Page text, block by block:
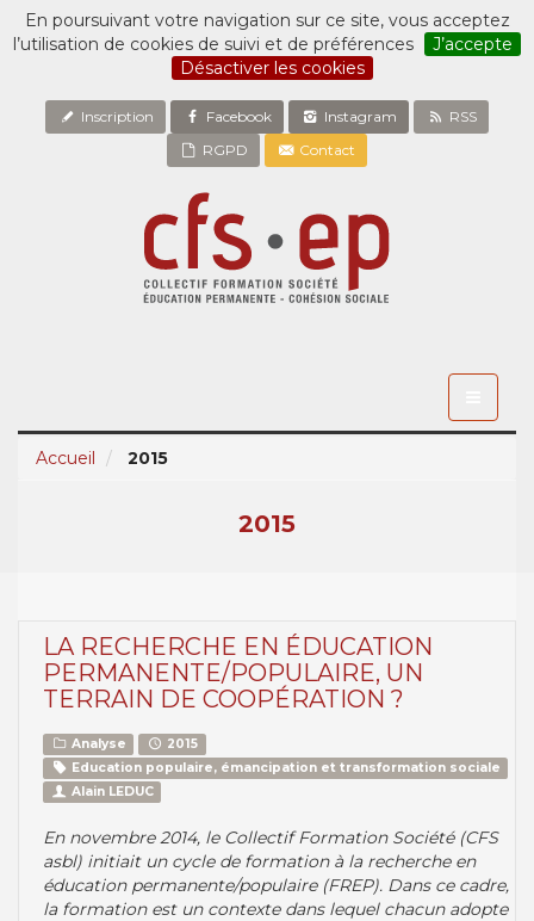
En poursuivant votre navigation sur ce site, vous acceptez
l’utilisation de cookies de suivi et de préférences
J’accepte
Désactiver les cookies
Inscription Facebook Instagram
RSS
RGPD
Contact
Accueil
2015
2015
LA RECHERCHE EN ÉDUCATION
PERMANENTE/POPULAIRE, UN
TERRAIN DE COOPÉRATION ?
Analyse
2015
Education populaire, émancipation et transformation sociale
Alain LEDUC
En novembre 2014, le Collectif Formation Société (CFS
asbl) initiait un cycle de formation à la recherche en
éducation permanente/populaire (FREP). Dans ce cadre,
la formation est un contexte dans lequel chacun adopte